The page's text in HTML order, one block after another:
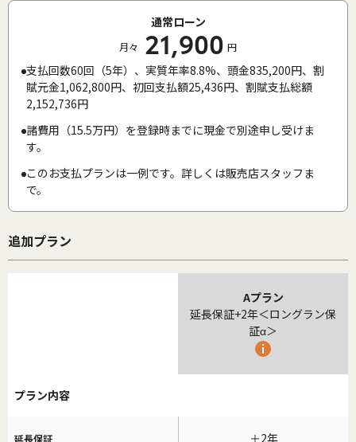
通常ローン
月々 21,900 円
支払回数60回（5年）、実質年率8.8%、頭金835,200円、割
賦元金1,062,800円、初回支払額25,436円、割賦支払総額
2,152,736円
諸費用（15.5万円）を登録時までに現金で別途申し受けま
す。
このお支払プランは一例です。詳しくは販売店スタッフま
で。
追加プラン
Aプラン
延長保証+2年＜ロングラン保
証α＞
プラン内容
延長保証 ＋2年